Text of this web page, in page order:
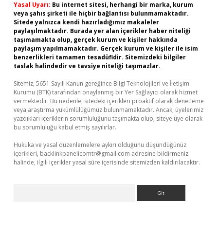
Yasal Uyarı: Bu internet sitesi, herhangi bir marka, kurum
veya şahıs şirketi ile hiçbir bağlantısı bulunmamaktadır.
Sitede yalnızca kendi hazırladığımız makaleler
paylaşılmaktadır. Burada yer alan içerikler haber niteliği
taşımamakta olup, gerçek kurum ve kişiler hakkında
paylaşım yapılmamaktadır. Gerçek kurum ve kişiler ile isim
benzerlikleri tamamen tesadüfidir. Sitemizdeki bilgiler
taslak halindedir ve tavsiye niteliği taşımazlar.
Sitemiz, 5651 Sayılı Kanun gereğince Bilgi Teknolojileri ve İletişim
Kurumu (BTK) tarafından onaylanmış bir Yer Sağlayıcı olarak hizmet
vermektedir. Bu nedenle, sitedeki içerikleri proaktif olarak denetleme
veya araştırma yükümlülüğümüz bulunmamaktadır. Ancak, üyelerimiz
yazdıkları içeriklerin sorumluluğunu taşımakta olup, siteye üye olarak
bu sorumluluğu kabul etmiş sayılırlar.
Hukuka ve yasal düzenlemelere aykırı olduğunu düşündüğünüz
içerikleri, backlinkpanelicomtr@gmail.com adresine bildirmeniz
halinde, ilgili içerikler yasal süre içerisinde sitemizden kaldırılacaktır.